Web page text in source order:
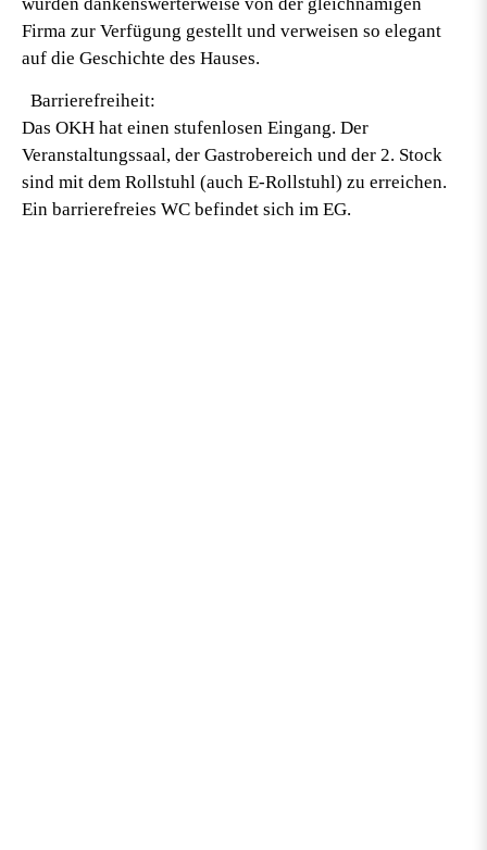
Firma zur Verfügung gestellt und verweisen so elegant
auf die Geschichte des Hauses.
Barrierefreiheit:
Das OKH hat einen stufenlosen Eingang. Der
Veranstaltungssaal, der Gastrobereich und der 2. Stock
sind mit dem Rollstuhl (auch E-Rollstuhl) zu erreichen.
Ein barrierefreies WC befindet sich im EG.